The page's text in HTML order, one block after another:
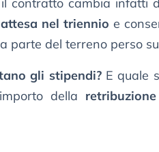
contratto cambia infatti
nel triennio e
parte del terreno perso
gli stipendi?E quale
della